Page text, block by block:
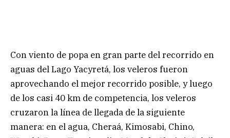
Con viento de popa en gran parte del recorrido en
aguas del Lago Yacyretá, los veleros fueron
aprovechando el mejor recorrido posible, y luego
de los casi 40 km de competencia, los veleros
cruzaron la línea de llegada de la siguiente
manera: en el agua, Cheraá, Kimosabi, Chino,